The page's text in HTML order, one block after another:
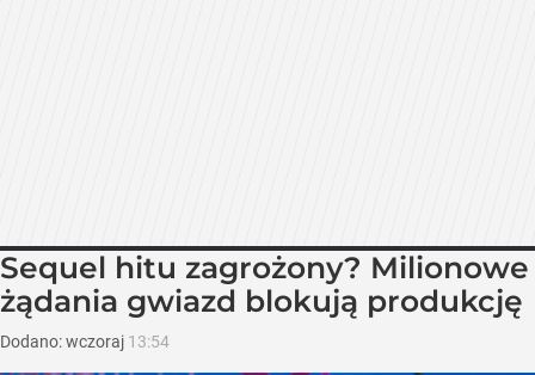
Sequel hitu zagrożony? Milionowe
żądania gwiazd blokują produkcję
Dodano:wczoraj 13:54